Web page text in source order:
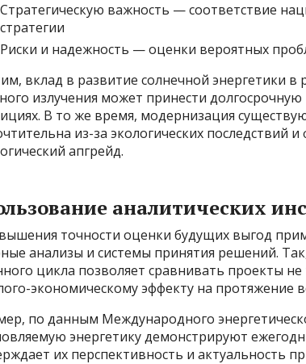
Стратегическую важность — соответствие
стратегии
Риски и надежность — оценки вероятных
вклад в развитие солнечной энергетики в
излучения может принести
В то же время, модернизация
из-за экологических последствий
апгрейд.
аналитических
точности оценки будущих выгод
анализы и системы принятия решений.
цикла позволяет сравнивать проекты не
экономическому эффекту на протяжение
по данным Международного
энергетику демонстрируют
их перспективность и актуальность